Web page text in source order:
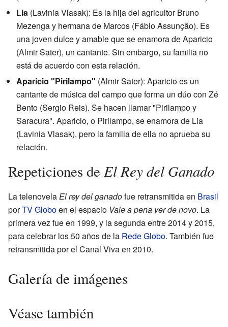
Lia (Lavinia Vlasak): Es la hija del agricultor Bruno
Mezenga y hermana de Marcos (Fábio Assunção). Es
una joven dulce y amable que se enamora de Aparicio
(Almir Sater), un cantante. Sin embargo, su familia no
está de acuerdo con esta relación.
Aparicio "Pirilampo" (Almir Sater): Aparicio es un
cantante de música del campo que forma un dúo con Zé
Bento (Sergio Reis). Se hacen llamar "Pirilampo y
Saracura". Aparicio, o Pirilampo, se enamora de Lia
(Lavinia Vlasak), pero la familia de ella no aprueba su
relación.
Repeticiones de El Rey del Ganado
La telenovelaEl rey del ganadofue retransmitida en Brasil
porTV Globoen el espacio Vale a pena ver de novo. La
primera vez fue en 1999, y la segunda entre 2014 y 2015,
para celebrar los 50 años de la Rede Globo. También fue
retransmitida por el Canal Viva en 2010.
Galería de imágenes
Véase también